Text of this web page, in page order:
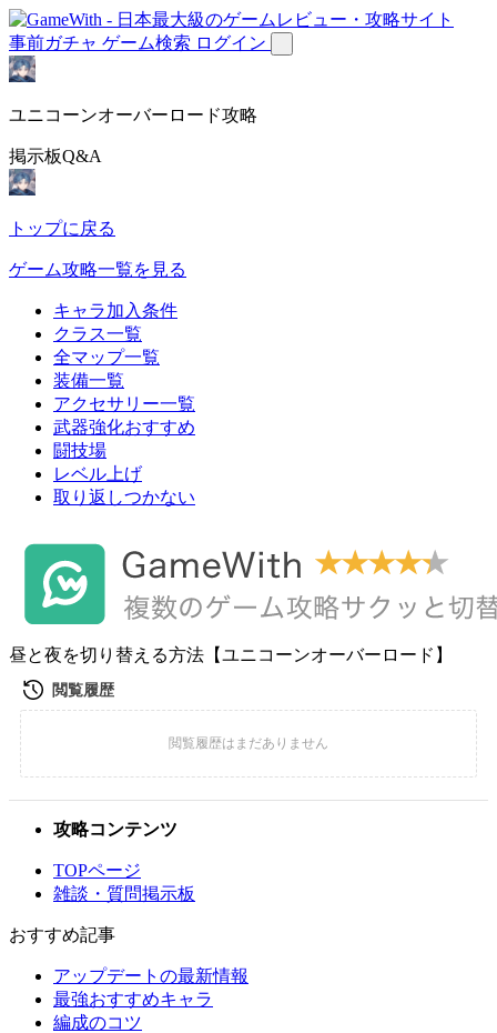
事前ガチャ ゲーム検索 ログイン
ユニコーンオーバーロード攻略
掲示板Q&A
トップに戻る
ゲーム攻略一覧を見る
キャラ加入条件
クラス一覧
全マップ一覧
装備一覧
アクセサリー一覧
武器強化おすすめ
闘技場
レベル上げ
取り返しつかない
昼と夜を切り替える方法【ユニコーンオーバーロード】
攻略コンテンツ
TOPページ
雑談・質問掲示板
おすすめ記事
アップデートの最新情報
最強おすすめキャラ
編成のコツ